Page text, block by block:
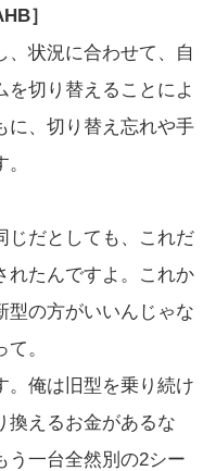
］
、状況に合わせて、自
切り替えることによ
に、切り替え忘れや手
だとしても、これだ
れたんですよ。これか
型の方がいいんじゃな
。
。俺は旧型を乗り続け
換えるお金があるな
う一台全然別の2シー